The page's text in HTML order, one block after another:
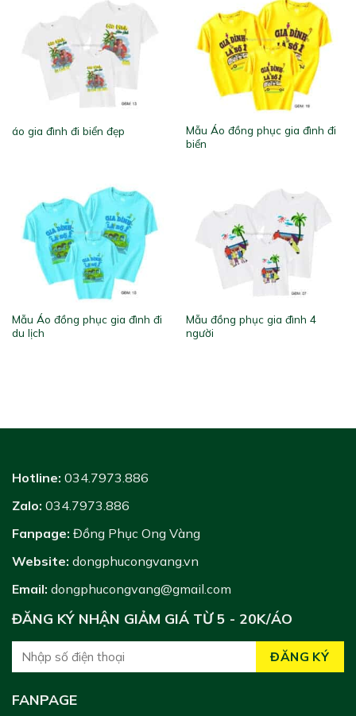
áo gia đình đi biển đẹp
Mẫu Áo đồng phục gia đình đi
biển
Mẫu Áo đồng phục gia đình đi
du lịch
Mẫu đồng phục gia đình 4
người
Hotline: 034.7973.886
Zalo: 034.7973.886
Fanpage: Đồng Phục Ong Vàng
Website: dongphucongvang.vn
Email: dongphucongvang@gmail.com
ĐĂNG KÝ NHẬN GIẢM GIÁ TỪ 5 - 20K/ÁO
FANPAGE